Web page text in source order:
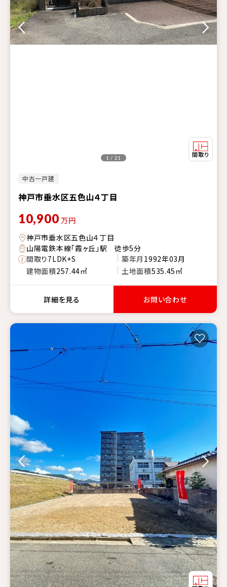
中古一戸建
神戸市垂水区五色山４丁目
1 / 21
10,900 万円
神戸市垂水区五色山４丁目
山陽電鉄本線「霞ヶ丘」駅 徒歩5分
間取り7LDK+S 築年月 1992年03月
建物面積257.44㎡ 土地面積535.45㎡
詳細を見る お問い合わせ